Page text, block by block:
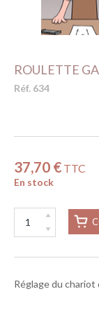
ROULETTE
Réf. 634
37,70 € TTC
En stock
Réglage du chariot